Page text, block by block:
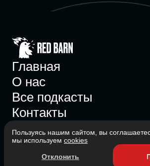
Главная
О нас
Все подкасты
Контакты
Состоит в ассоциации с 2023
Пользуясь нашим сайтом, вы
мы используем cookies
Отклонить